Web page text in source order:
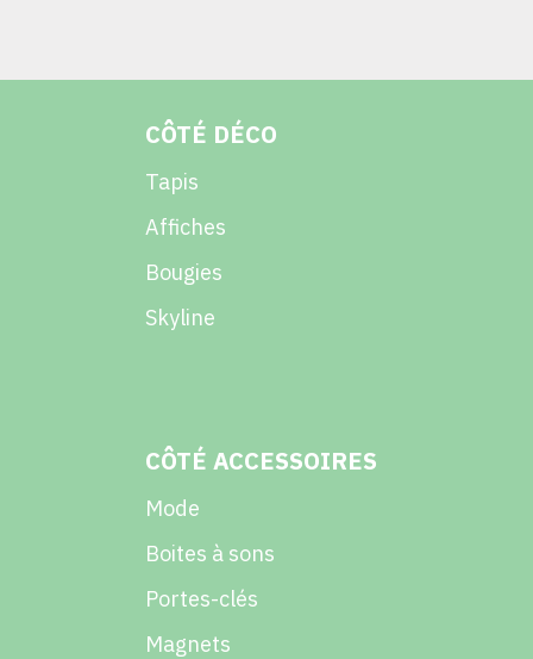
CÔTÉ DÉCO
Tapis
Affiches
Bougies
Skyline
CÔTÉ ACCESSOIRES
Mode
Boites à sons
Portes-clés
Magnets